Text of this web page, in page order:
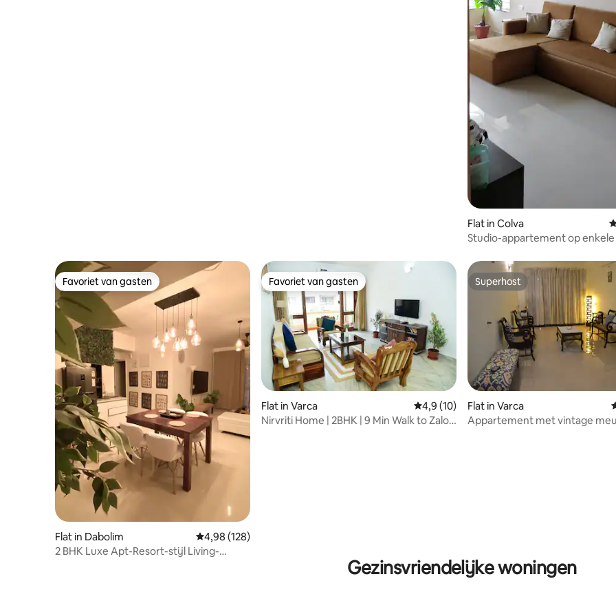
Flat in Colva
Studio-appartement op
Favoriet van gasten
Favoriet van gasten
Flat in Dabolim Gemiddelde beoordeling van 4,98 op 5, 128 recensies
4,98 (128)
2 BHK Luxe Apt-Resort-stijl Living-
Favoriet van gasten
Favoriet van gasten
Flat in Varca Gemiddelde beoordeling van 4,9 op 5, 10
4,9 (10)
Nirvriti Home | 2BHK | 9 Min Walk to Zalor
Superhost
Superhost
Flat in Varca
Appartement met vintage
Gezinsvriendelijke woningen